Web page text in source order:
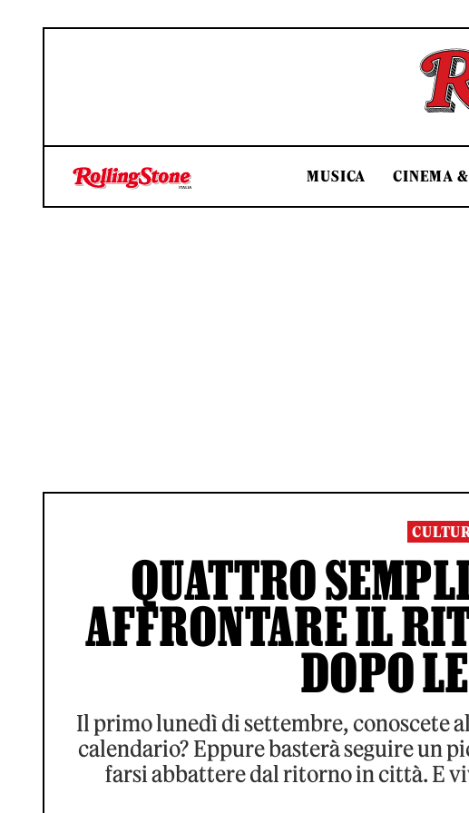
MUSICA CINEMA
QUATTRO
AFFRONTARE IL
DOPO
Il primo lunedì di settembre, conoscete
calendario? Eppure basterà seguire un
farsi abbattere dal ritorno in città. E